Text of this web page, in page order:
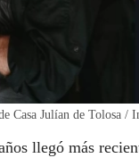
Casa Julían de Tolosa /
llegó más